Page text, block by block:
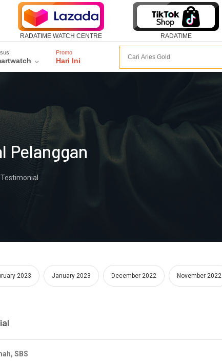
RADATIME WATCH CENTRE RADATIME
Promo
Hari Ini
Pelanggan
Testimonial
2023 January 2023 December 2022 November 2022
SBS